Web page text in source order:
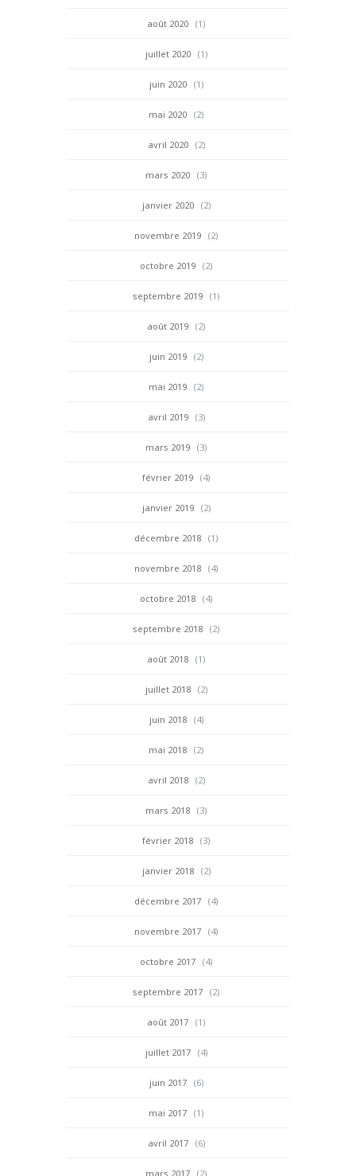
août 2020 (1)
juillet 2020 (1)
juin 2020 (1)
mai 2020 (2)
avril 2020 (2)
mars 2020 (3)
janvier 2020 (2)
novembre 2019 (2)
octobre 2019 (2)
septembre 2019 (1)
août 2019 (2)
juin 2019 (2)
mai 2019 (2)
avril 2019 (3)
mars 2019 (3)
février 2019 (4)
janvier 2019 (2)
décembre 2018 (1)
novembre 2018 (4)
octobre 2018 (4)
septembre 2018 (2)
août 2018 (1)
juillet 2018 (2)
juin 2018 (4)
mai 2018 (2)
avril 2018 (2)
mars 2018 (3)
février 2018 (3)
janvier 2018 (2)
décembre 2017 (4)
novembre 2017 (4)
octobre 2017 (4)
septembre 2017 (2)
août 2017 (1)
juillet 2017 (4)
juin 2017 (6)
mai 2017 (1)
avril 2017 (6)
mars 2017 (2)